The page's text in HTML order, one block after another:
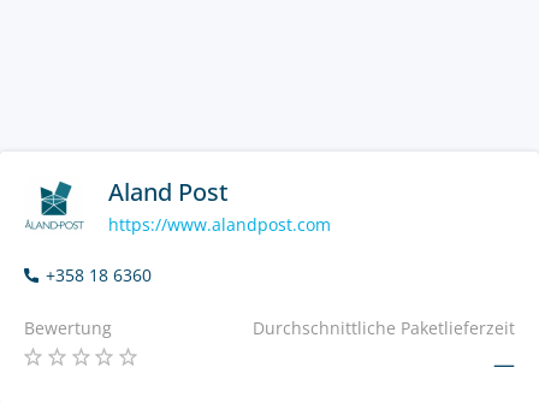
Aland Post
https://www.alandpost.com
+358 18 6360
Bewertung Durchschnittliche Paketlieferzeit
—